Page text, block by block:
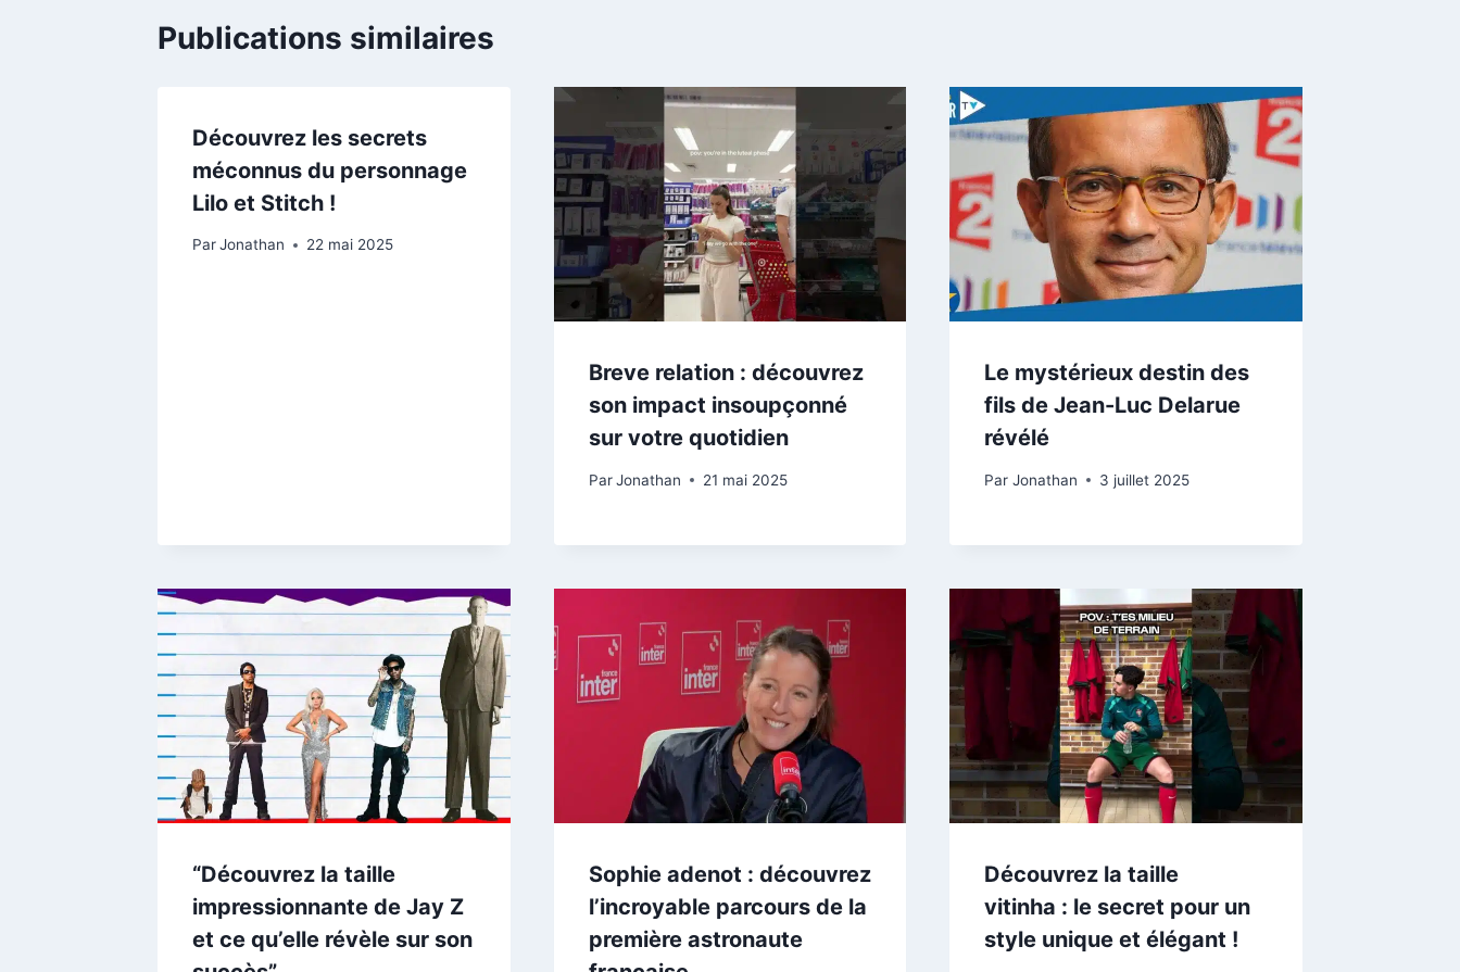
Publications similaires
Découvrez les secrets
méconnus du personnage
Lilo et Stitch !
ParJonathan 22 mai 2025
Breve relation : découvrez
son impact insoupçonné
sur votre quotidien
Par Jonathan 21 mai 2025
Le mystérieux destin des
fils de Jean-Luc Delarue
révélé
Par Jonathan 3 juillet 2025
“Découvrez la taille
impressionnante de Jay Z
et ce qu’elle révèle sur son
Sophie adenot : découvrez
l’incroyable parcours de la
première astronaute
Découvrez la taille
vitinha : le secret pour un
style unique et élégant !